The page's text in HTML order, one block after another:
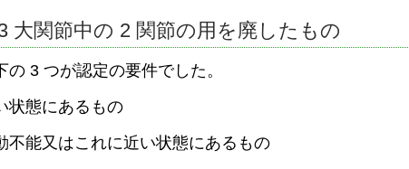
大関節中の 2 関節の用を廃したもの
3 つが認定の要件でした。
状態にあるもの
能又はこれに近い状態にあるもの